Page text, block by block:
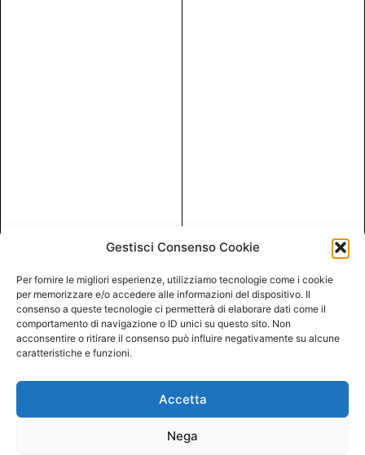
Gestisci Consenso Cookie
Per fornire le migliori esperienze, utilizziamo tecnologie come i cookie
per memorizzare e/o accedere alle informazioni del dispositivo. Il
consenso a queste tecnologie ci permetterà di elaborare dati come il
comportamento di navigazione o ID unici su questo sito. Non
acconsentire o ritirare il consenso può influire negativamente su alcune
caratteristiche e funzioni.
Accetta
Nega